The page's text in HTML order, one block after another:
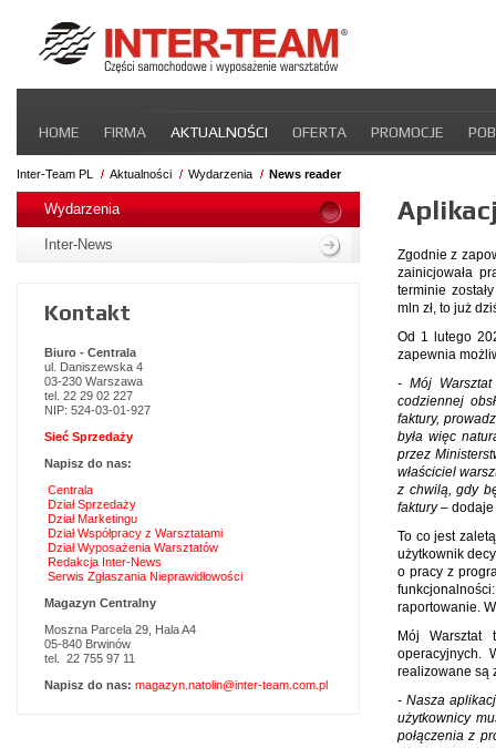
nawigacje
HOME FIRMA AKTUALNOŚCI OFERTA PROMOCJE
STREFA DLA PRZEWOŹNIKA CERTYFIKATY
Inter-Team PL Aktualności Wydarzenia News reader
Zgodnie z
zainicjowała
terminie
mln zł, to już
Od 1 lutego
zapewnia
- Mój
codziennej
faktury,
była więc
przez
właściciel
z chwilą, gdy
faktury–
To co jest
użytkownik
o pracy z
raportowanie.
Mój Warsztat
operacyjnych.
realizowane są
- Nasza
użytkownicy
połączenia z
Pomiń
nawigacje
Wydarzenia
Inter-News
Kontakt
Biuro - Centrala
ul. Daniszewska 4
03-230 Warszawa
tel. 22 29 02 227
NIP: 524-03-01-927
Sieć Sprzedaży
Napisz do nas:
Centrala
Dział Sprzedaży
Dział Marketingu
Dział Współpracy z Warsztatami
Dział Wyposażenia Warsztatów
Redakcja Inter-News
Serwis Zgłaszania Nieprawidłowości
Magazyn Centralny
Moszna Parcela 29, Hala A4
05-840 Brwinów
tel. 22 755 97 11
Napisz do nas: magazyn.natolin@inter-team.com.pl